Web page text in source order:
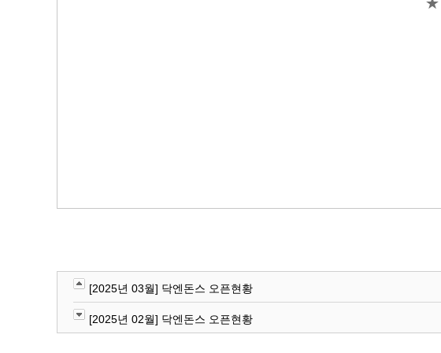
[2025년 03월] 닥엔돈스 오픈현황
[2025년 02월] 닥엔돈스 오픈현황